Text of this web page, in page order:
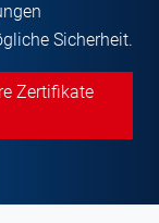
Sicherheit.
Zertifikate